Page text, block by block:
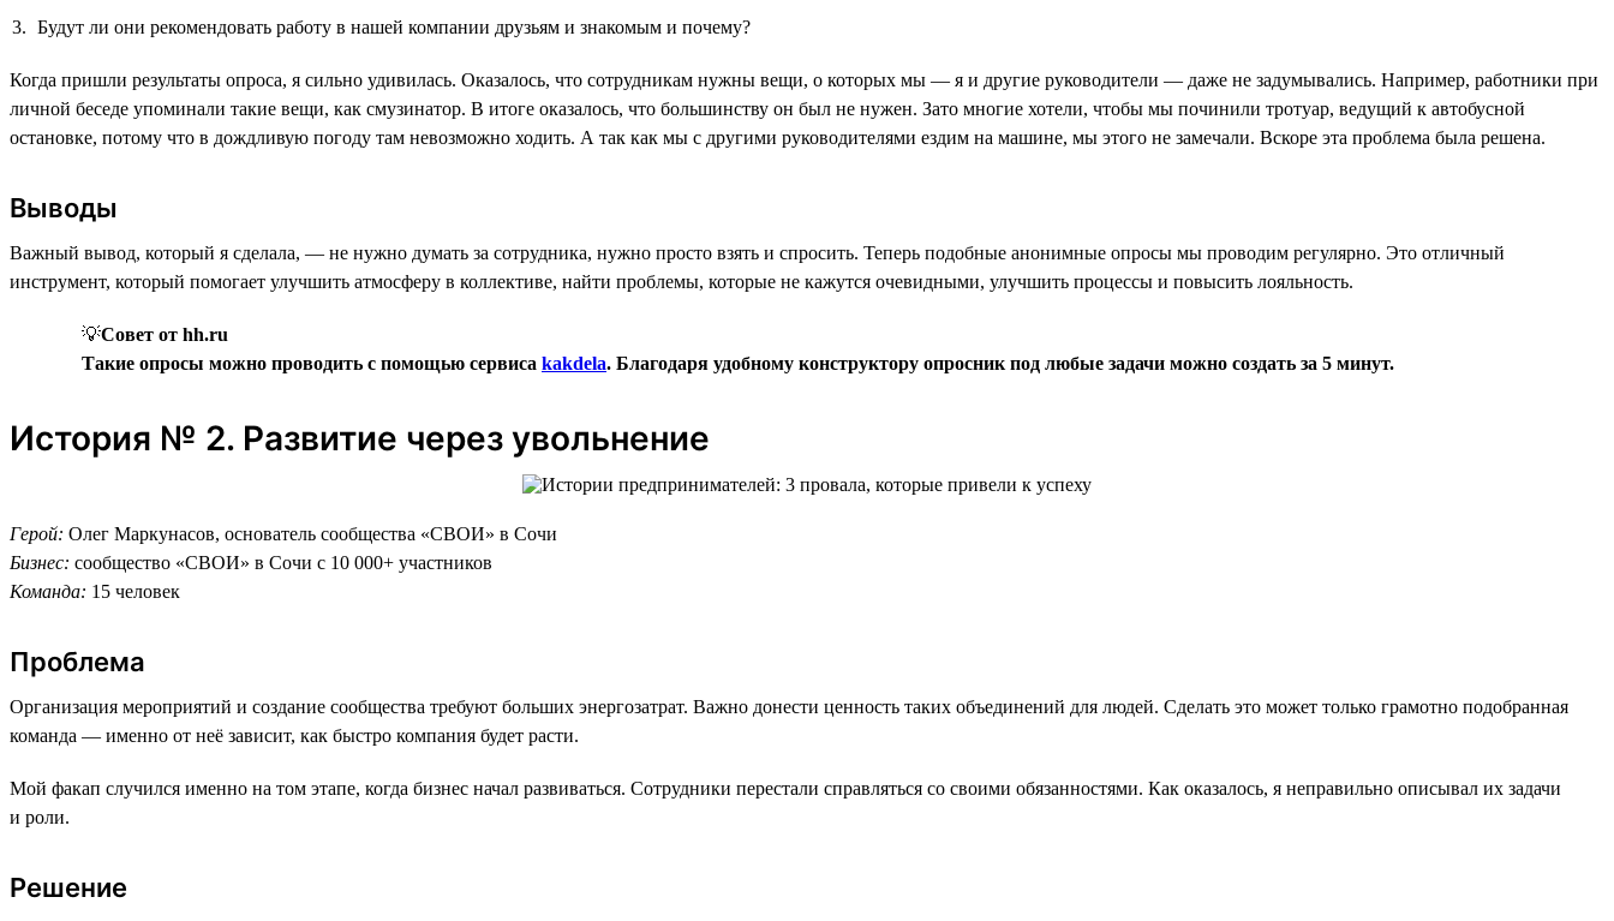
Будут ли они рекомендовать работу в нашей компании друзьям и знакомым и почему?
Когда пришли результаты опроса, я сильно удивилась. Оказалось, что сотрудникам нужны вещи, о которых мы — я и другие руководители — даже не задумывались. Например, работники при
личной беседе упоминали такие вещи, как смузинатор. В итоге оказалось, что большинству он был не нужен. Зато многие хотели, чтобы мы починили тротуар, ведущий к автобусной
остановке, потому что в дождливую погоду там невозможно ходить. А так как мы с другими руководителями ездим на машине, мы этого не замечали. Вскоре эта проблема была решена.
Выводы
Важный вывод, который я сделала, — не нужно думать за сотрудника, нужно просто взять и спросить. Теперь подобные анонимные опросы мы проводим регулярно. Это отличный
инструмент, который помогает улучшить атмосферу в коллективе, найти проблемы, которые не кажутся очевидными, улучшить процессы и повысить лояльность.
💡Совет от hh.ru
Такие опросы можно проводить с помощью сервиса kakdela. Благодаря удобному конструктору опросник под любые задачи можно создать за 5 минут.
История № 2. Развитие через увольнение
Герой: Олег Маркунасов, основатель сообщества «СВОИ» в Сочи
Бизнес: сообщество «СВОИ» в Сочи с 10 000+ участников
Команда: 15 человек
Проблема
Организация мероприятий и создание сообщества требуют больших энергозатрат. Важно донести ценность таких объединений для людей. Сделать это может только грамотно подобранная
команда — именно от неё зависит, как быстро компания будет расти.
Мой факап случился именно на том этапе, когда бизнес начал развиваться. Сотрудники перестали справляться со своими обязанностями. Как оказалось, я неправильно описывал их задачи
и роли.
Решение